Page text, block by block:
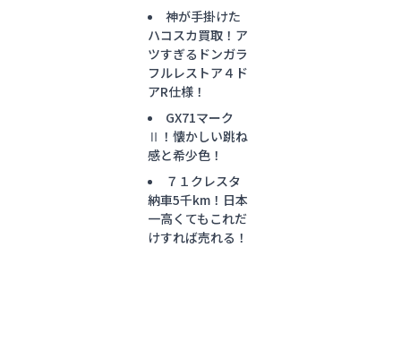
神が手掛けた
ハコスカ買取！ア
ツすぎるドンガラ
フルレストア４ド
アR仕様！
GX71マーク
Ⅱ！懐かしい跳ね
感と希少色！
７１クレスタ
納車5千km！日本
一高くてもこれだ
けすれば売れる！